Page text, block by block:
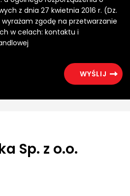
z dnia 27 kwietnia 2016 r. (Dz.
wyrażam zgodę na przetwarzanie
w celach: kontaktu i
Sp. z o.o.